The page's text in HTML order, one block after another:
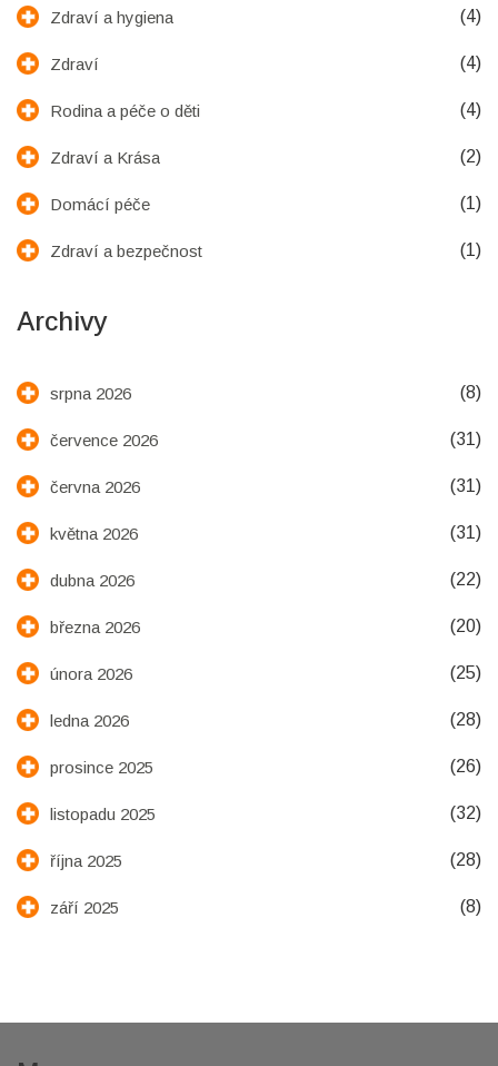
Zdraví a hygiena (4)
Zdraví (4)
Rodina a péče o děti (4)
Zdraví a Krása (2)
Domácí péče (1)
Zdraví a bezpečnost (1)
Archivy
srpna 2026 (8)
července 2026 (31)
června 2026 (31)
května 2026 (31)
dubna 2026 (22)
března 2026 (20)
února 2026 (25)
ledna 2026 (28)
prosince 2025 (26)
listopadu 2025 (32)
října 2025 (28)
září 2025 (8)